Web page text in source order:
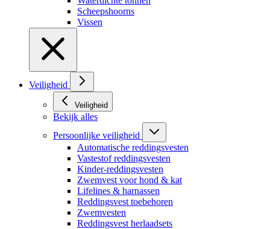
Scheepshoorns
Vissen
Veiligheid
Veiligheid
Bekijk alles
Persoonlijke veiligheid
Automatische reddingsvesten
Vastestof reddingsvesten
Kinder-reddingsvesten
Zwemvest voor hond & kat
Lifelines & harnassen
Reddingsvest toebehoren
Zwemvesten
Reddingsvest herlaadsets